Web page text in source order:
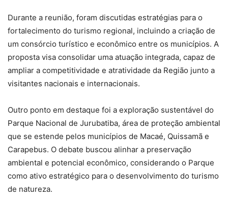
Durante a reunião, foram discutidas estratégias para o
fortalecimento do turismo regional, incluindo a criação de
um consórcio turístico e econômico entre os municípios. A
proposta visa consolidar uma atuação integrada, capaz de
ampliar a competitividade e atratividade da Região junto a
visitantes nacionais e internacionais.
Outro ponto em destaque foi a exploração sustentável do
Parque Nacional de Jurubatiba, área de proteção ambiental
que se estende pelos municípios de Macaé, Quissamã e
Carapebus. O debate buscou alinhar a preservação
ambiental e potencial econômico, considerando o Parque
como ativo estratégico para o desenvolvimento do turismo
de natureza.